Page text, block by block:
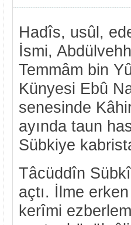
Hadîs, usûl,
İsmi,
Temmâm bin
Künyesi Ebû
senesinde
ayında taun
Sübkiye
Tâcüddîn
açtı. İlme
kerîmi